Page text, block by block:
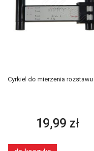
Cyrkiel do mierzenia rozstawu
19,99 zł